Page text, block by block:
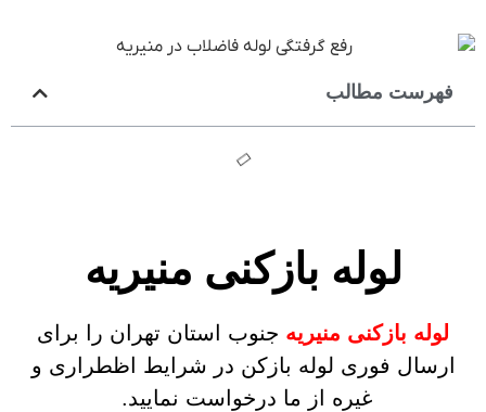
فهرست مطالب
لوله بازکنی منیریه
لوله بازکنی منیریه جنوب استان تهران را برای
ارسال فوری لوله بازکن در شرایط اظطراری و
غیره از ما درخواست نمایید.